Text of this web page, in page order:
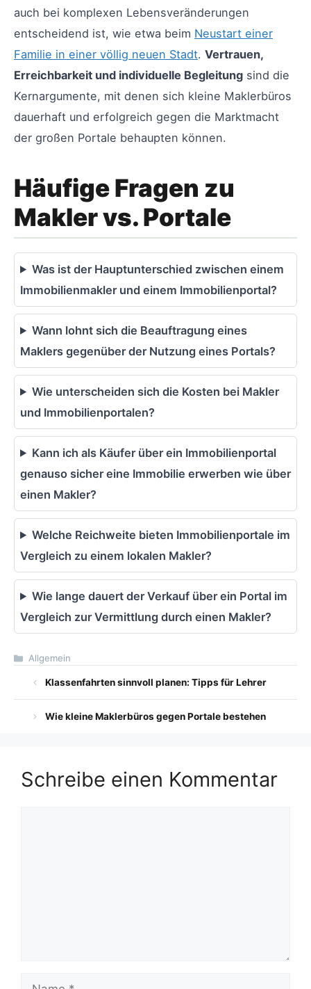
auch bei komplexen Lebensveränderungen
entscheidend ist, wie etwa beim Neustart einer
Familie in einer völlig neuen Stadt. Vertrauen,
Erreichbarkeit und individuelle Begleitung sind die
Kernargumente, mit denen sich kleine Maklerbüros
dauerhaft und erfolgreich gegen die Marktmacht
der großen Portale behaupten können.
Häufige Fragen zu
Makler vs. Portale
Was ist der Hauptunterschied zwischen einem
Immobilienmakler und einem Immobilienportal?
Wann lohnt sich die Beauftragung eines
Maklers gegenüber der Nutzung eines Portals?
Wie unterscheiden sich die Kosten bei Makler
und Immobilienportalen?
Kann ich als Käufer über ein Immobilienportal
genauso sicher eine Immobilie erwerben wie über
einen Makler?
Welche Reichweite bieten Immobilienportale im
Vergleich zu einem lokalen Makler?
Wie lange dauert der Verkauf über ein Portal im
Vergleich zur Vermittlung durch einen Makler?
Kategorien
Allgemein
Klassenfahrten sinnvoll planen: Tipps für Lehrer
Wie kleine Maklerbüros gegen Portale bestehen
Schreibe einen Kommentar
Name